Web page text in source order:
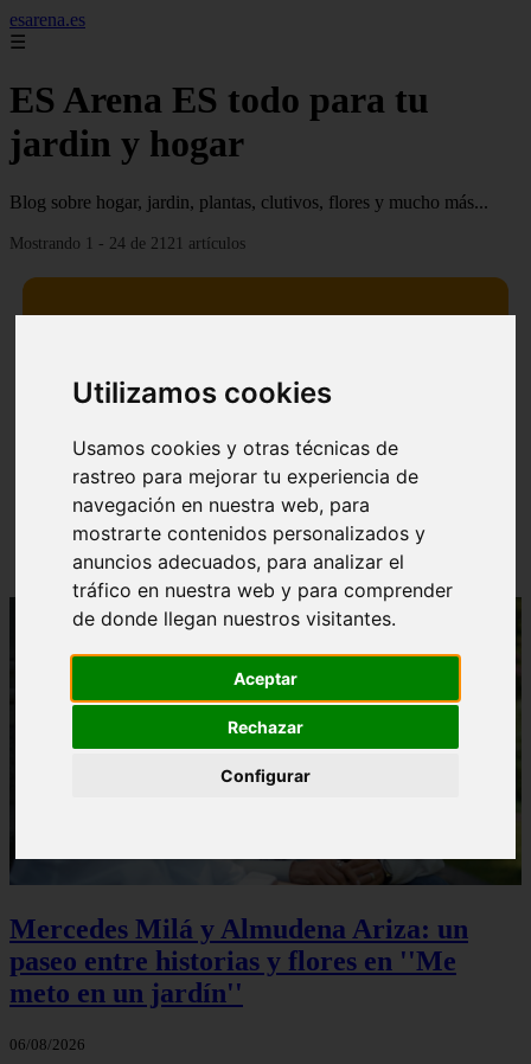
Utilizamos cookies
Usamos cookies y otras técnicas de
rastreo para mejorar tu experiencia de
navegación en nuestra web, para
mostrarte contenidos personalizados y
anuncios adecuados, para analizar el
tráfico en nuestra web y para comprender
de donde llegan nuestros visitantes.
Aceptar
Rechazar
Configurar
esarena.es
☰
ES Arena ES todo para tu
jardin y hogar
Blog sobre hogar, jardin, plantas, clutivos, flores y mucho más...
Mostrando 1 - 24 de 2121 artículos
defendible
Mercedes Milá y Almudena Ariza: un
paseo entre historias y flores en ''Me
meto en un jardín''
06/08/2026